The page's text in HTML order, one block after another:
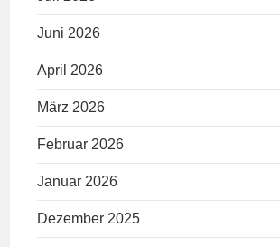
Juni 2026
April 2026
März 2026
Februar 2026
Januar 2026
Dezember 2025